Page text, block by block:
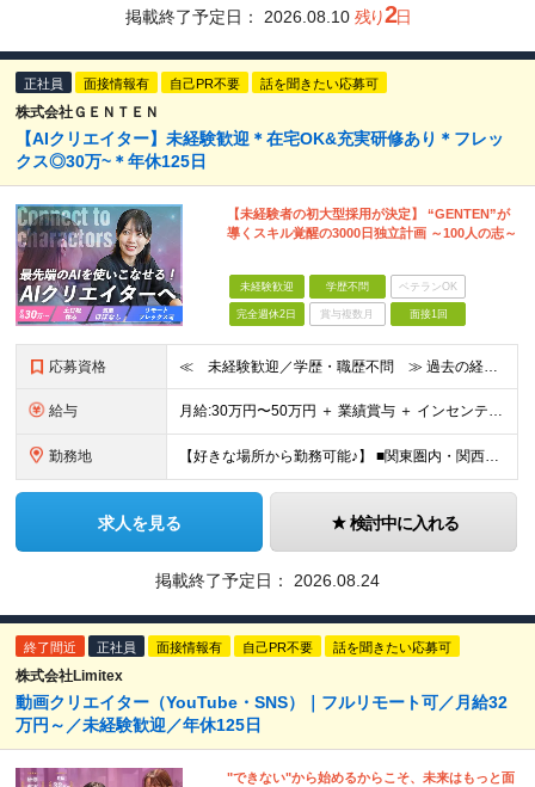
掲載終了予定日： 2026.08.10 残り2日
正社員 面接情報有 自己PR不要 話を聞きたい応募可
株式会社ＧＥＮＴＥＮ
【AIクリエイター】未経験歓迎＊在宅OK&充実研修あり＊フレッ
クス◎30万~＊年休125日
【未経験者の初大型採用が決定】 “GENTEN”が
導くスキル覚醒の3000日独立計画 ～100人の志～
未経験歓迎 学歴不問 ベテランOK
完全週休2日 賞与複数月 面接1回
応募資格 ≪ 未経験歓迎／学歴・職歴不問 ≫ 過去の経歴は一切不問。 「いままで」よりも「これから」を 重視した採用を行っています！ ▼▼こんな想いがある方大歓迎▼▼ ・WEBデザインに興味がある ・自由な環
給与 ⽉給:30万円〜50万円 ＋ 業績賞与 ＋ インセンティブ賞与 経験者：35万円～ ※経験・スキルを考慮の上、決定します。 ※経験者は別途優遇！ ★試用期間6ヶ月（期間中は月給21万円～）
勤務地 【好きな場所から勤務可能♪】 ■関東圏内・関西圏内 または⾸都圏近郊のプロジェクト先 ★リモートワーク実施中（プロジェクトによりフルリモートもあり） ★転居を伴う転勤なし ★配属先は希望を最⼤限考慮
求人を見る 検討中に入れる
掲載終了予定日： 2026.08.24
終了間近 正社員 面接情報有 自己PR不要 話を聞きたい応募可
株式会社Limitex
動画クリエイター（YouTube・SNS）｜フルリモート可／月給32
万円～／未経験歓迎／年休125日
"できない"から始めるからこそ、未来はもっと面